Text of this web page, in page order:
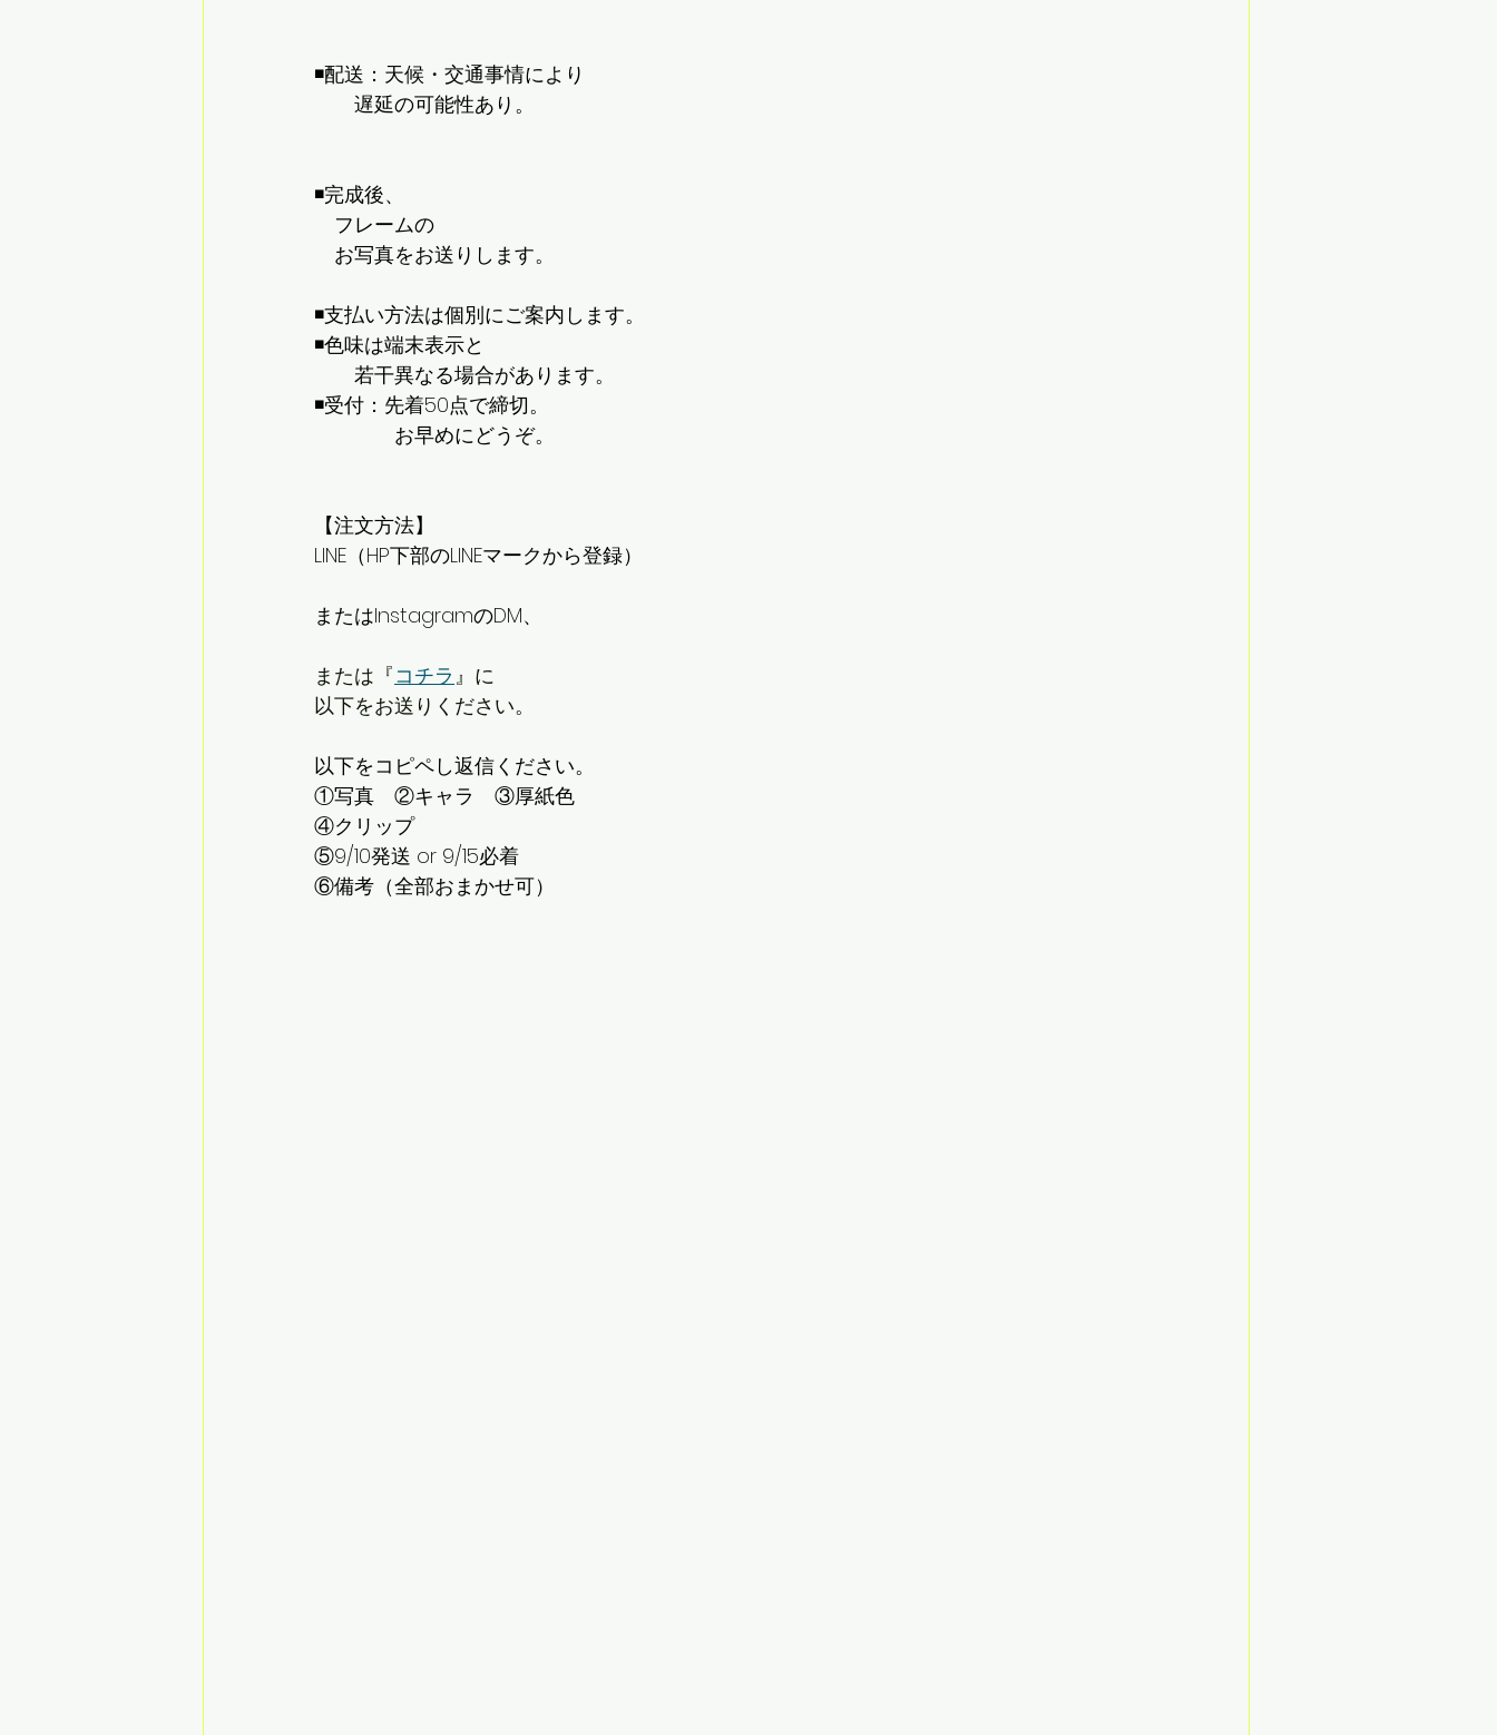
◾️配送：天候・交通事情により
遅延の可能性あり。
◾️完成後、
フレームの
お写真をお送りします。
◾️支払い方法は個別にご案内します。
◾️色味は端末表示と
若干異なる場合があります。
◾️受付：先着50点で締切。
お早めにどうぞ。
【注文方法】
LINE（HP下部のLINEマークから登録）
またはInstagramのDM、
または『コチラ 』に
以下をお送りください。
以下をコピペし返信ください。
①写真　②キャラ　③厚紙色
④クリップ
⑤9/10発送 or 9/15必着
⑥備考（全部おまかせ可）